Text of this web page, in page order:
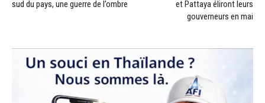
sud du pays, une guerre de l’ombre
et Pattaya éliront leurs
gouverneurs en mai